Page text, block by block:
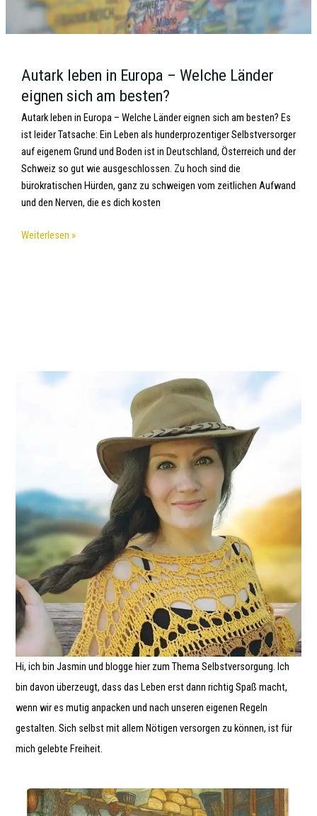
Autark leben in Europa – Welche Länder
eignen sich am besten?
Autark leben in Europa – Welche Länder eignen sich am besten? Es
ist leider Tatsache: Ein Leben als hunderprozentiger Selbstversorger
auf eigenem Grund und Boden ist in Deutschland, Österreich und der
Schweiz so gut wie ausgeschlossen. Zu hoch sind die
bürokratischen Hürden, ganz zu schweigen vom zeitlichen Aufwand
und den Nerven, die es dich kosten
Weiterlesen »
Hi, ich bin Jasmin und blogge hier zum Thema Selbstversorgung. Ich
bin davon überzeugt, dass das Leben erst dann richtig Spaß macht,
wenn wir es mutig anpacken und nach unseren eigenen Regeln
gestalten. Sich selbst mit allem Nötigen versorgen zu können, ist für
mich gelebte Freiheit.